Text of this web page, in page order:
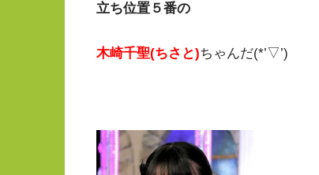
立ち位置５番の
木崎千聖(ちさと)ちゃんだ(*’▽’)